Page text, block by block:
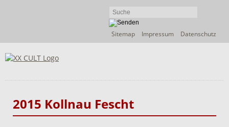
Navigation
Sitemap Impressum Datenschutz
2015 Kollnau Fescht